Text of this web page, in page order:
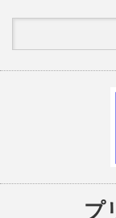
プ